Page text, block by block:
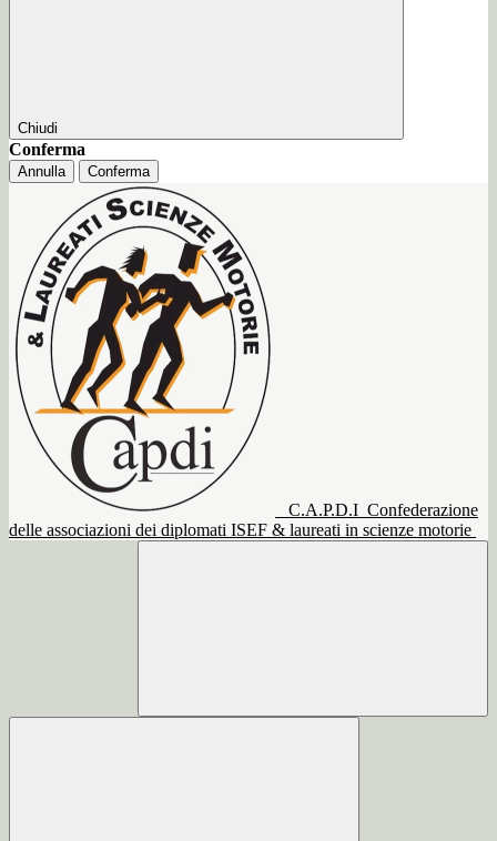
Chiudi
Conferma
Annulla Conferma
C.A.P.D.I Confederazione
delle associazioni dei diplomati ISEF & laureati in scienze motorie